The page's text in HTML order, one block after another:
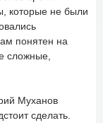
которые не были
понятен на
сложные,
Муханов
сделать.